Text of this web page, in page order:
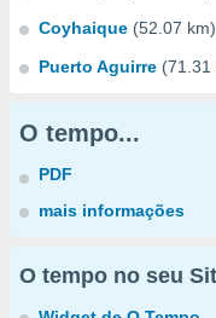
Coyhaique (52.07 km)
Puerto Aguirre (71.31
O tempo...
PDF
mais informações
O tempo no seu